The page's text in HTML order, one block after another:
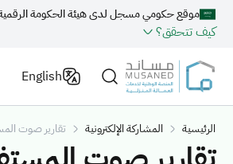
موقع حكومي مسجل لدى هيئة الحكومة
كيف تتحقق؟
English
الرئيسية المشاركة الإلكترونية تقارير صوت